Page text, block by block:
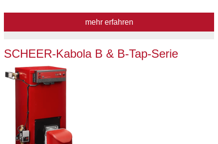
mehr erfahren
SCHEER-Kabola B & B-Tap-Serie